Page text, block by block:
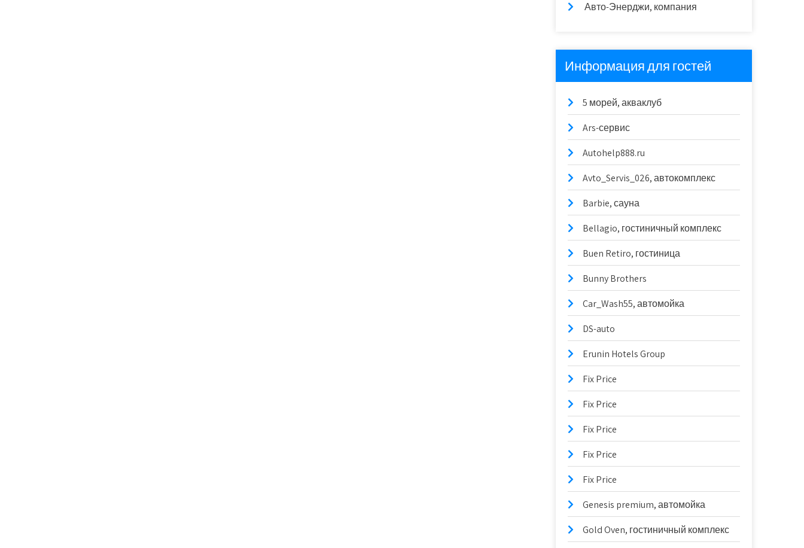
Авто-Энерджи, компания
Информация для гостей
5 морей, акваклуб
Ars-сервис
Autohelp888.ru
Avto_Servis_026, автокомплекс
Barbie, сауна
Bellagio, гостиничный комплекс
Buen Retiro, гостиница
Bunny Brothers
Car_Wash55, автомойка
DS-auto
Erunin Hotels Group
Fix Price
Fix Price
Fix Price
Fix Price
Fix Price
Genesis premium, автомойка
Gold Oven, гостиничный комплекс